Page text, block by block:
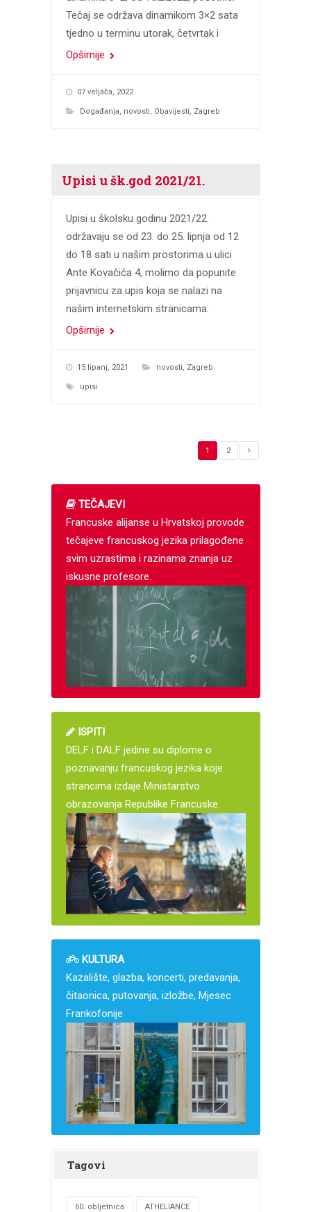
Tečaj se održava dinamikom 3×2 sata
tjedno u terminu utorak, četvrtak i
Opširnije
07 veljača, 2022
Događanja, novosti, Obavijesti, Zagreb
Upisi u šk.god 2021/21.
Upisi u školsku godinu 2021/22.
održavaju se od 23. do 25. lipnja od 12
do 18 sati u našim prostorima u ulici
Ante Kovačića 4, molimo da popunite
prijavnicu za upis koja se nalazi na
našim internetskim stranicama.
Opširnije
15 lipanj, 2021 novosti, Zagreb
upisi
1 2
TEČAJEVI
Francuske alijanse u Hrvatskoj provode
tečajeve francuskog jezika prilagođene
svim uzrastima i razinama znanja uz
iskusne profesore.
ISPITI
DELF i DALF jedine su diplome o
poznavanju francuskog jezika koje
strancima izdaje Ministarstvo
obrazovanja Republike Francuske.
KULTURA
Kazalište, glazba, koncerti, predavanja,
čitaonica, putovanja, izložbe, Mjesec
Frankofonije
Tagovi
60. obljetnica ATHELIANCE